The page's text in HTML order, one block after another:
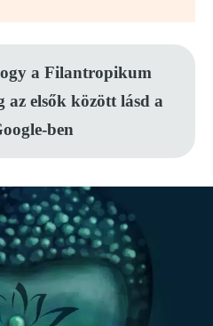
a Filantropikum
elsők között lásd a
ben